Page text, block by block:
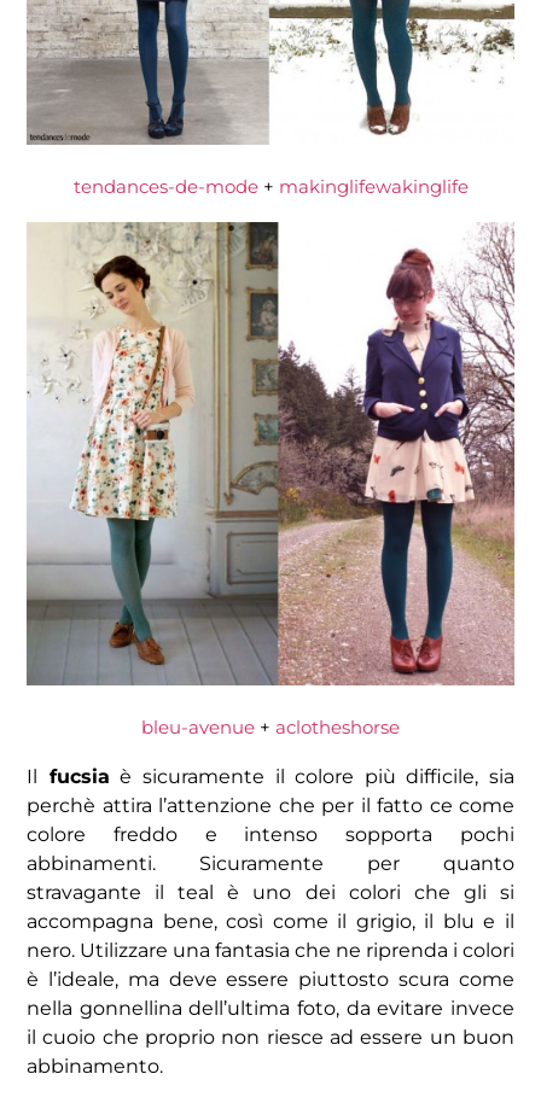
tendances-de-mode+ makinglifewakinglife
bleu-avenue + aclotheshorse
Il fucsia è sicuramente il colore più difficile, sia
perchè attira l’attenzione che per il fatto ce come
colore freddo e intenso sopporta pochi
abbinamenti. Sicuramente per quanto
stravagante il teal è uno dei colori che gli si
accompagna bene, così come il grigio, il blu e il
nero. Utilizzare una fantasia che ne riprenda i colori
è l’ideale, ma deve essere piuttosto scura come
nella gonnellina dell’ultima foto, da evitare invece
il cuoio che proprio non riesce ad essere un buon
abbinamento.